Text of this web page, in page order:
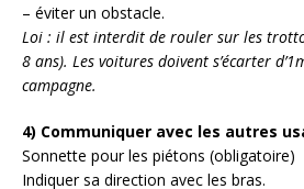
– éviter un obstacle.
Loi : il est interdit de rouler sur les
8 ans). Les voitures doivent s’écarter
campagne.
4) Communiquer avec les autres
Sonnette pour les piétons (obligatoire)
Indiquer sa direction avec les bras.